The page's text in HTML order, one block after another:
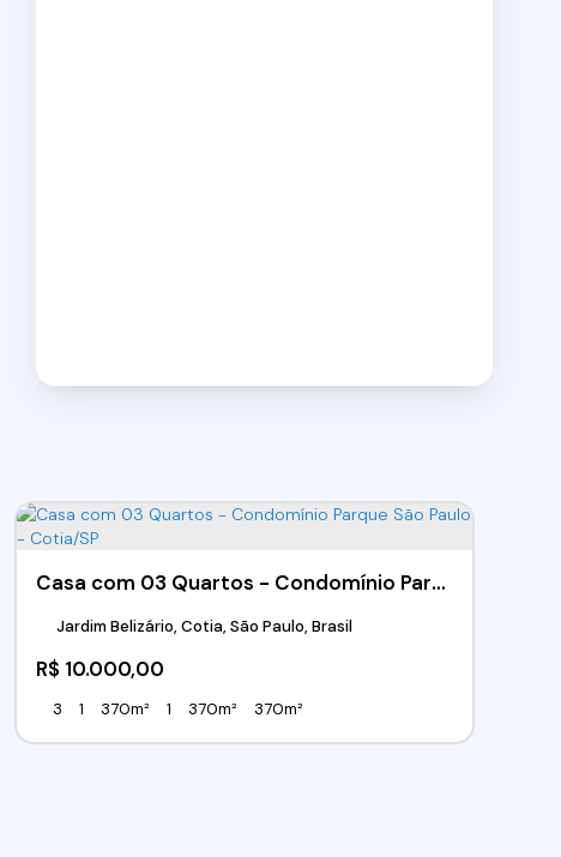
Casa com 03 Quartos - Condomínio Parque São Paulo - Cotia/SP
R$ 10.000,00
Jardim Belizário, Cotia, São Paulo, Brasil
3 1 370m² 1 370m² 370m²